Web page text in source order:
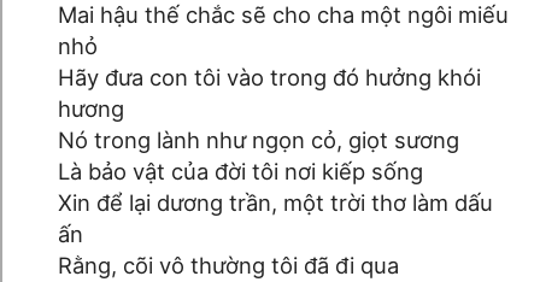
Mai hậu thế chắc sẽ cho cha một ngôi miếu
nhỏ
Hãy đưa con tôi vào trong đó hưởng khói
hương
Nó trong lành như ngọn cỏ, giọt sương
Là bảo vật của đời tôi nơi kiếp sống
Xin để lại dương trần, một trời thơ làm dấu
ấn
Rằng, cõi vô thường tôi đã đi qua